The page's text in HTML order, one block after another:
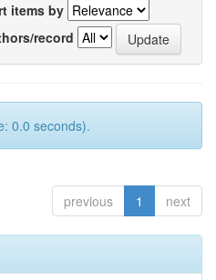
items by
record
0.0 seconds).
previous 1 next